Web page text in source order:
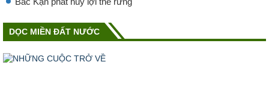
DỌC MIỀN ĐẤT NƯỚC